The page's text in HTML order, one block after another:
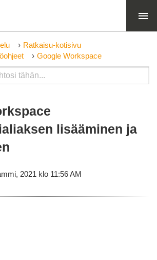
Ratkaisu-kotisivu
Google Workspace
lisääminen ja
2021 klo 11:56 AM